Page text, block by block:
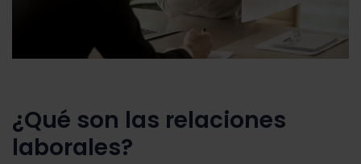
¿Qué son las relaciones
laborales?